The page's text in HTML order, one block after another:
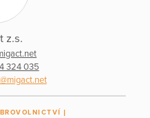
z.s.
324 035